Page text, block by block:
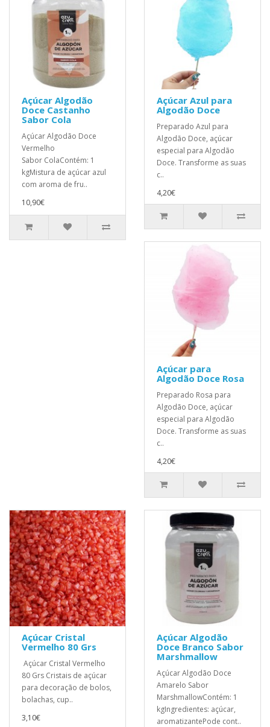
Açúcar Algodão
Doce Castanho
Sabor Cola
Açúcar Algodão Doce
Vermelho
Sabor ColaContém: 1
kgMistura de açúcar azul
com aroma de fru..
10,90€
Açúcar Azul para
Algodão Doce
Preparado Azul para
Algodão Doce, açúcar
especial para Algodão
Doce. Transforme as suas
c..
4,20€
Açúcar para
Algodão Doce Rosa
Preparado Rosa para
Algodão Doce, açúcar
especial para Algodão
Doce. Transforme as suas
c..
4,20€
Açúcar Cristal
Vermelho 80 Grs
Açúcar Cristal Vermelho
80 Grs Cristais de açúcar
para decoração de bolos,
bolachas, cup..
3,10€
Açúcar Algodão
Doce Branco Sabor
Marshmallow
Açúcar Algodão Doce
Amarelo Sabor
MarshmallowContém: 1
kgIngredientes: açúcar,
aromatizantePode cont..